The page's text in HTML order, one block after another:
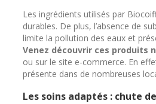
Les ingrédients utilisés par
durables. De plus, l’absence de
limite la pollution des eaux et
Venez découvrir ces produits
ou sur le site e-commerce. En
présente dans de nombreuses
Les soins adaptés : chute